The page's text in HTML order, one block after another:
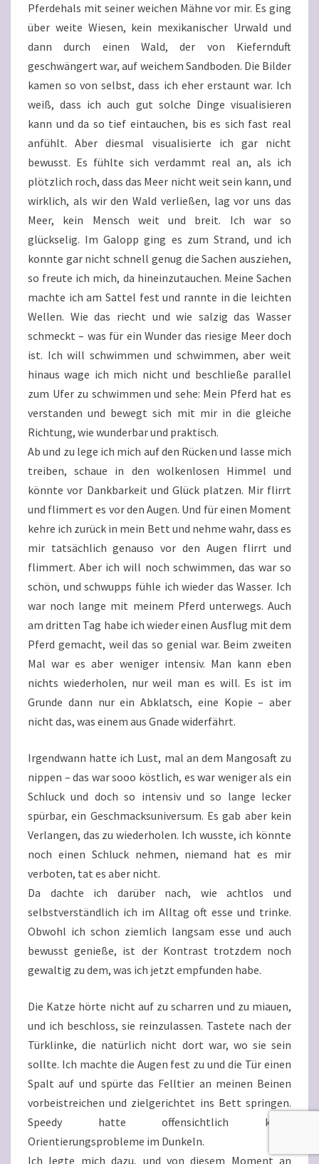
Pferdehals mit seiner weichen Mähne vor mir. Es ging
über weite Wiesen, kein mexikanischer Urwald und
dann durch einen Wald, der von Kiefernduft
geschwängert war, auf weichem Sandboden. Die Bilder
kamen so von selbst, dass ich eher erstaunt war. Ich
weiß, dass ich auch gut solche Dinge visualisieren
kann und da so tief eintauchen, bis es sich fast real
anfühlt. Aber diesmal visualisierte ich gar nicht
bewusst. Es fühlte sich verdammt real an, als ich
plötzlich roch, dass das Meer nicht weit sein kann, und
wirklich, als wir den Wald verließen, lag vor uns das
Meer, kein Mensch weit und breit. Ich war so
glückselig. Im Galopp ging es zum Strand, und ich
konnte gar nicht schnell genug die Sachen ausziehen,
so freute ich mich, da hineinzutauchen. Meine Sachen
machte ich am Sattel fest und rannte in die leichten
Wellen. Wie das riecht und wie salzig das Wasser
schmeckt – was für ein Wunder das riesige Meer doch
ist. Ich will schwimmen und schwimmen, aber weit
hinaus wage ich mich nicht und beschließe parallel
zum Ufer zu schwimmen und sehe: Mein Pferd hat es
verstanden und bewegt sich mit mir in die gleiche
Richtung, wie wunderbar und praktisch.
Ab und zu lege ich mich auf den Rücken und lasse mich
treiben, schaue in den wolkenlosen Himmel und
könnte vor Dankbarkeit und Glück platzen. Mir flirrt
und flimmert es vor den Augen. Und für einen Moment
kehre ich zurück in mein Bett und nehme wahr, dass es
mir tatsächlich genauso vor den Augen flirrt und
flimmert. Aber ich will noch schwimmen, das war so
schön, und schwupps fühle ich wieder das Wasser. Ich
war noch lange mit meinem Pferd unterwegs. Auch
am dritten Tag habe ich wieder einen Ausflug mit dem
Pferd gemacht, weil das so genial war. Beim zweiten
Mal war es aber weniger intensiv. Man kann eben
nichts wiederholen, nur weil man es will. Es ist im
Grunde dann nur ein Abklatsch, eine Kopie – aber
nicht das, was einem aus Gnade widerfährt.
Irgendwann hatte ich Lust, mal an dem Mangosaft zu
nippen – das war sooo köstlich, es war weniger als ein
Schluck und doch so intensiv und so lange lecker
spürbar, ein Geschmacksuniversum. Es gab aber kein
Verlangen, das zu wiederholen. Ich wusste, ich könnte
noch einen Schluck nehmen, niemand hat es mir
verboten, tat es aber nicht.
Da dachte ich darüber nach, wie achtlos und
selbstverständlich ich im Alltag oft esse und trinke.
Obwohl ich schon ziemlich langsam esse und auch
bewusst genieße, ist der Kontrast trotzdem noch
gewaltig zu dem, was ich jetzt empfunden habe.
Die Katze hörte nicht auf zu scharren und zu miauen,
und ich beschloss, sie reinzulassen. Tastete nach der
Türklinke, die natürlich nicht dort war, wo sie sein
sollte. Ich machte die Augen fest zu und die Tür einen
Spalt auf und spürte das Felltier an meinen Beinen
vorbeistreichen und zielgerichtet ins Bett springen.
Speedy hatte offensichtlich keine
Orientierungsprobleme im Dunkeln.
Ich legte mich dazu, und von diesem Moment an